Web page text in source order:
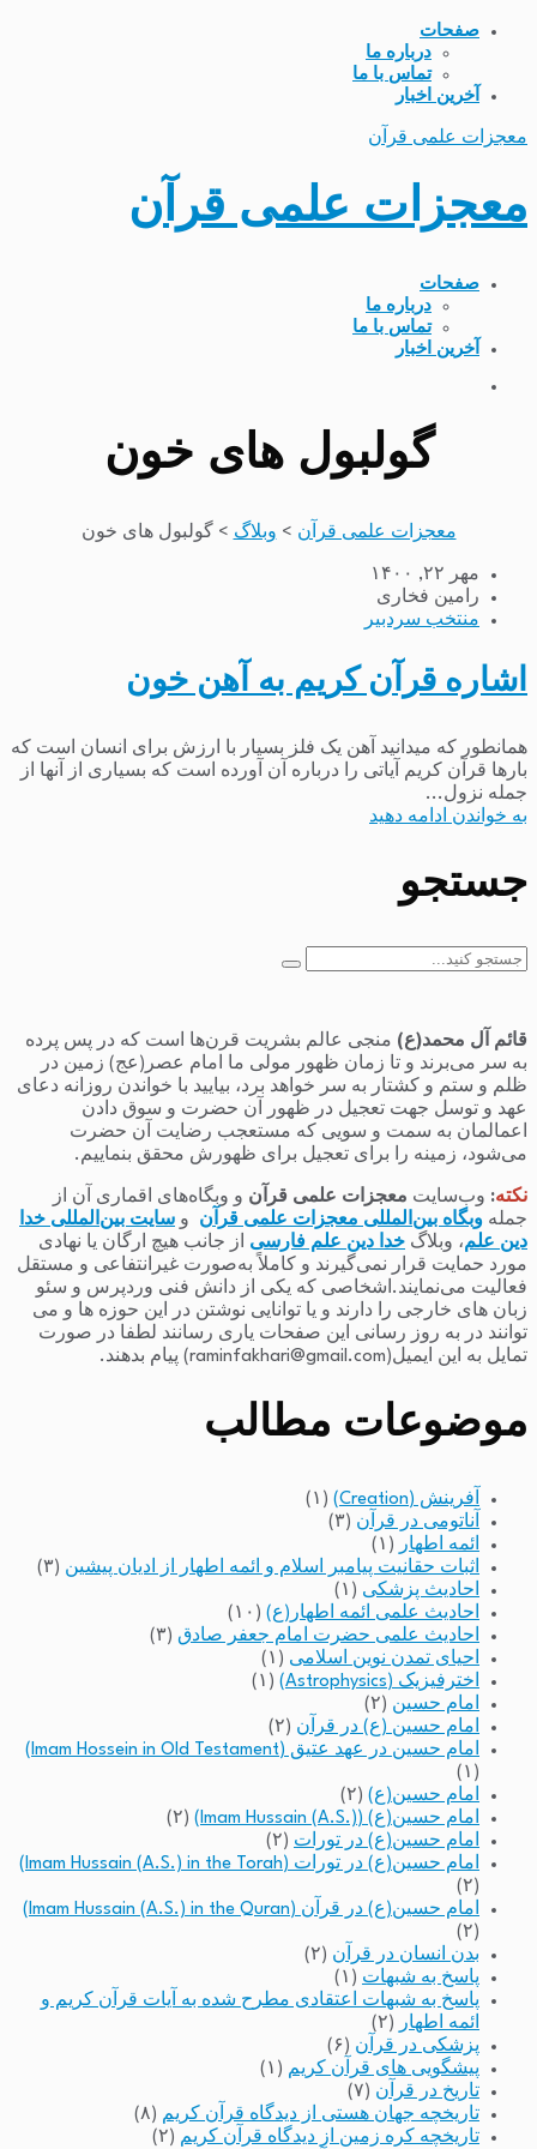
صفحات
درباره ما
تماس با ما
آخرین اخبار
معجزات علمی قرآن
معجزات علمی قرآن
صفحات
درباره ما
تماس با ما
آخرین اخبار
گولبول های خون
معجزات علمی قرآن > وبلاگ > گولبول های خون
مهر ۲۲, ۱۴۰۰
رامین فخاری
منتخب سردبیر
اشاره قرآن کریم به آهن خون
همانطور که میدانید آهن یک فلز بسیار با ارزش برای انسان است که
بارها قرآن کریم آیاتی را درباره آن آورده است که بسیاری از آنها از
جمله نزول...
به خواندن ادامه دهید
جستجو
جستجو
قائم آل محمد(ع) منجی عالم بشریت قرن‌ها است که در پس پرده
به سر می‌برند و تا زمان ظهور مولی ما امام عصر(عج) زمین در
ظلم و ستم و کشتار به سر خواهد برد، بیایید با خواندن روزانه دعای
عهد و توسل جهت تعجیل در ظهور آن حضرت و سوق دادن
اعمالمان به سمت و سویی که مستعجب رضایت آن حضرت
می‌شود، زمینه را برای تعجیل برای ظهورش محقق بنماییم.
نکته: وب‌سایت معجزات علمی قرآن و وبگاه‌های اقماری آن از
جمله وبگاه بین‌المللی معجزات علمی قرآن و سایت بین‌المللی خدا
دین علم، وبلاگ خدا دین علم فارسی از جانب هیچ ارگان یا نهادی
مورد حمایت قرار نمی‌گیرند و کاملاً به‌صورت غیرانتفاعی و مستقل
فعالیت می‌نمایند.اشخاصی که یکی از دانش فنی وردپرس و سئو
زبان های خارجی را دارند و یا توانایی نوشتن در این حوزه ها و می
توانند در به روز رسانی این صفحات یاری رسانند لطفا در صورت
تمایل به این ایمیل(raminfakhari@gmail.com) پیام بدهند.
موضوعات مطالب
آفرینش (Creation)
(۱)
آناتومی در قرآن (۳)
ائمه اطهار
(۱)
اثبات حقانیت پیامبر اسلام و ائمه اطهار از ادیان پیشین (۳)
احادیث پزشکی (۱)
احادیث علمی ائمه اطهار(ع) (۱۰)
احادیث علمی حضرت امام جعفر صادق (۳)
احیای تمدن نوین اسلامی (۱)
اخترفیزیک (Astrophysics)
(۱)
امام حسین (۲)
امام حسین (ع) در قرآن (۲)
امام حسین در عهد عتیق (Imam Hossein in Old Testament)
(۱)
امام حسین(ع) (۲)
امام حسین(ع) (Imam Hussain (A.S.))
(۲)
امام حسین(ع) در تورات (۲)
امام حسین(ع) در تورات (Imam Hussain (A.S.) in the Torah)
(۲)
امام حسین(ع) در قرآن (Imam Hussain (A.S.) in the Quran)
(۲)
بدن انسان در قرآن (۲)
پاسخ به شبهات (۱)
پاسخ به شبهات اعتقادی مطرح شده به آیات قرآن کریم و
ائمه اطهار
(۲)
پزشکی در قرآن (۶)
پیشگویی های قرآن کریم (۱)
تاریخ در قرآن (۷)
تاریخچه جهان هستی از دیدگاه قرآن کریم (۸)
تاریخچه کره زمین از دیدگاه قرآن کریم (۲)